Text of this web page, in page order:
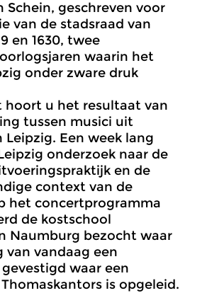
geschreven voor
van de stadsraad van
en 1630, twee
waarin het
onder zware druk
hoort u het resultaat van
tussen musici uit
Leipzig. Een week lang
onderzoek naar de
en de
context van de
het concertprogramma
de kostschool
Naumburg bezocht waar
vandaag een
waar een
is opgeleid.